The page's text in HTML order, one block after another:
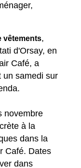
vêtements,
d'Orsay, en
Café, a
un samedi sur
novembre
à la
dans la
Café. Dates
dans